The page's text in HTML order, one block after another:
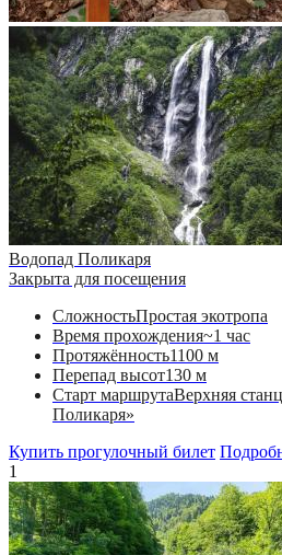
Водопад Поликаря
Закрыта для посещения
СложностьПростая экотропа
Время прохождения~1 час
Протяжённость1100 м
Перепад высот130 м
Старт маршрутаВерхняя
Поликаря»
Купить прогулочный билет
1